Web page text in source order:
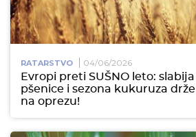
RATARSTVO 04/06/2026
Evropi preti SUŠNO leto:
pšenice i sezona kukuruza
na oprezu!